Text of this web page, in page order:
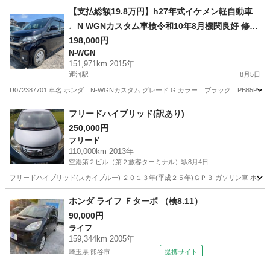
薬園台駅 フィット
【支払総額19.8万円】h27年式イケメン軽自動車
♩N WGNカスタム車検令和10年8月機関良好 修復
歴無し 純正ナビ バックカメラ 不具合無し！人気
車種♩
198,000円
N-WGN
151,971km 2015年
運河駅 8月5日
U072387701 車名 ホンダ N-WGNカスタム グレード G カラー ブラック PB85P 年
千葉 野田市 運河駅 N-WGN 車両
フリードハイブリッド(訳あり)
250,000円
フリード
110,000km 2013年
空港第２ビル（第２旅客ターミナル）駅8月4日
フリードハイブリッド(スカイブルー) ２０１３年(平成２５年)ＧＰ３ ガソリン車 ホ
空港第２ビル（第２旅客ターミナル）駅
フリードハイブリッド
ホンダ ライフ Ｆターボ （検8.11）
90,000円
ライフ
159,344km 2005年
埼玉県 熊谷市 提携サイト